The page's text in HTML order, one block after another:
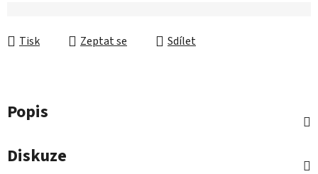
Tisk Zeptat se Sdílet
Popis
Diskuze